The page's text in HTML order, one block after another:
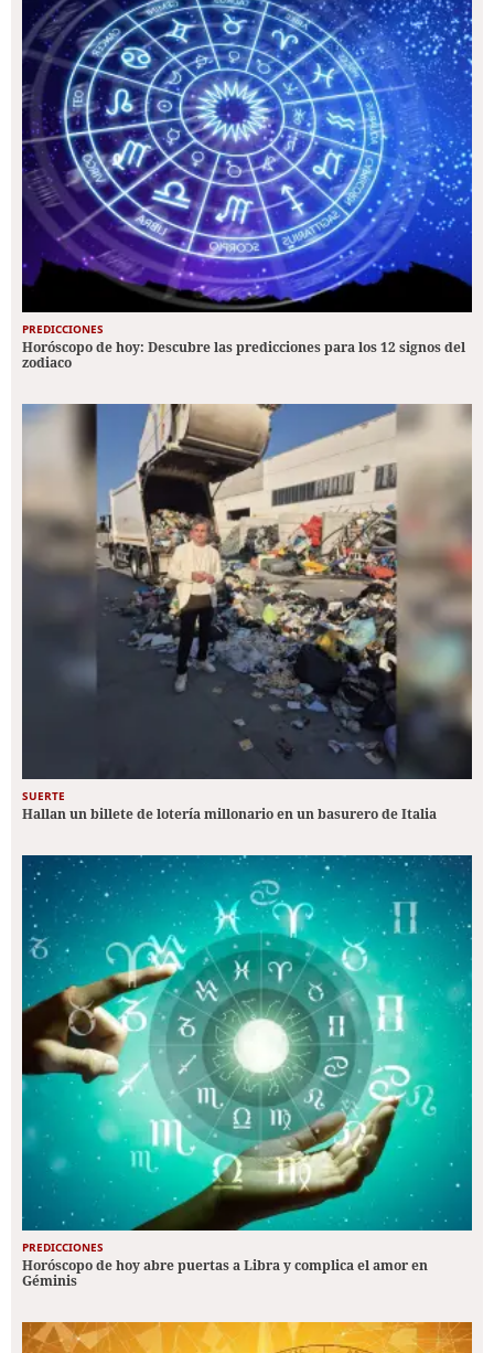
PREDICCIONES
Horóscopo de hoy: Descubre las predicciones para los 12 signos del
zodiaco
SUERTE
Hallan un billete de lotería millonario en un basurero de Italia
PREDICCIONES
Horóscopo de hoy abre puertas a Libra y complica el amor en
Géminis